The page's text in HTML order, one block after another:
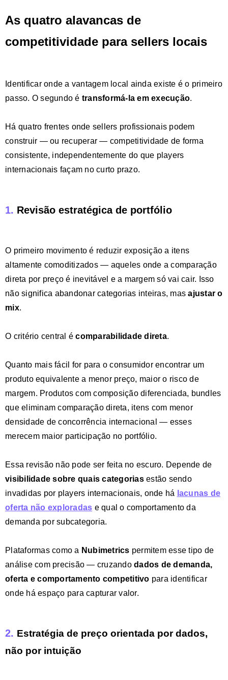
As quatro alavancas de
competitividade para sellers locais
Identificar onde a vantagem local ainda existe é o primeiro
passo. O segundo é transformá-la em execução.
Há quatro frentes onde sellers profissionais podem
construir — ou recuperar — competitividade de forma
consistente, independentemente do que players
internacionais façam no curto prazo.
1. Revisão estratégica de portfólio
O primeiro movimento é reduzir exposição a itens
altamente comoditizados — aqueles onde a comparação
direta por preço é inevitável e a margem só vai cair. Isso
não significa abandonar categorias inteiras, masajustar o
mix.
O critério central écomparabilidade direta.
Quanto mais fácil for para o consumidor encontrar um
produto equivalente a menor preço, maior o risco de
margem. Produtos com composição diferenciada, bundles
que eliminam comparação direta, itens com menor
densidade de concorrência internacional — esses
merecem maior participação no portfólio.
Essa revisão não pode ser feita no escuro. Depende de
visibilidade sobre quais categoriasestão sendo
invadidas por players internacionais, onde há lacunas de
oferta não exploradas e qual o comportamento da
demanda por subcategoria.
Plataformas como a Nubimetrics permitem esse tipo de
análise com precisão — cruzando dados de demanda,
oferta e comportamento competitivo para identificar
onde há espaço para capturar valor.
2. Estratégia de preço orientada por dados,
não por intuição